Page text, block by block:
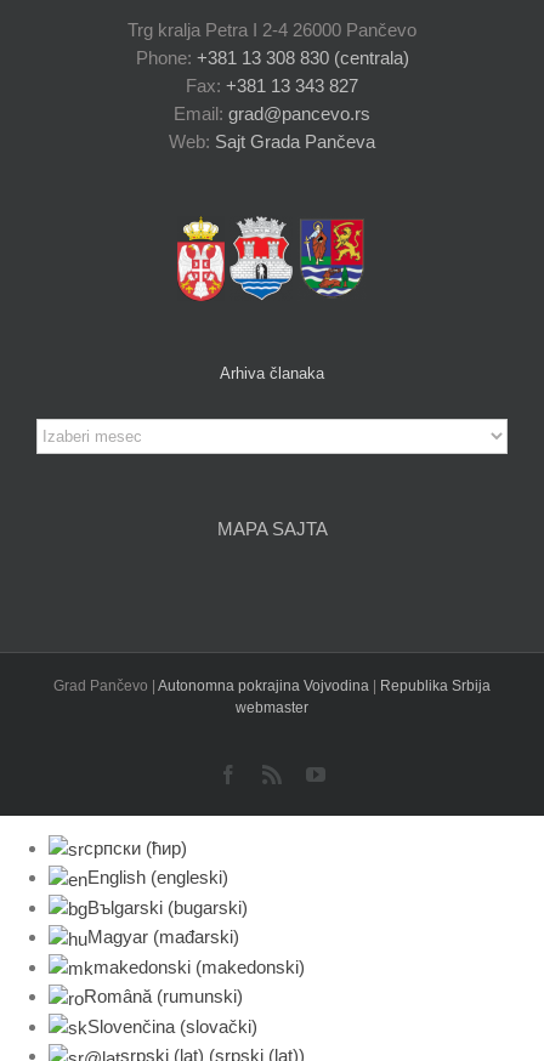
Trg kralja Petra I 2-4 26000 Pančevo
Phone: +381 13 308 830 (centrala)
Fax: +381 13 343 827
Email: grad@pancevo.rs
Web: Sajt Grada Pančeva
Arhiva članaka
Arhiva
članaka
MAPA SAJTA
Grad Pančevo | Autonomna pokrajina Vojvodina | Republika Srbija
webmaster
Facebook
Rss YouTube
српски (ћир)
English (engleski)
Bъlgarski (bugarski)
Magyar (mađarski)
makedonski (makedonski)
Română(rumunski)
Slovenčina (slovački)
srpski (lat) (srpski (lat))